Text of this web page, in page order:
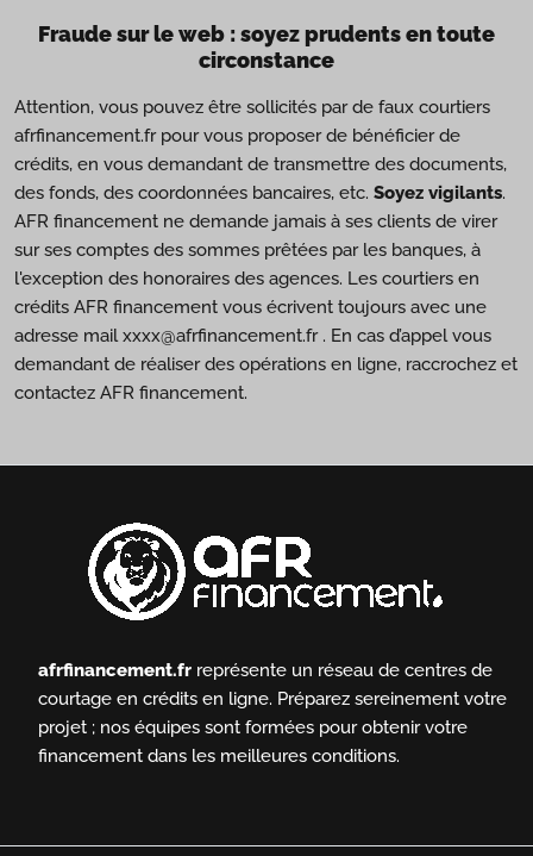
Fraude sur le web : soyez prudents en toute
circonstance
Attention, vous pouvez être sollicités par de faux courtiers
afrfinancement.fr pour vous proposer de bénéficier de
crédits, en vous demandant de transmettre des documents,
des fonds, des coordonnées bancaires, etc. Soyez vigilants.
AFR financement ne demande jamais à ses clients de virer
sur ses comptes des sommes prêtées par les banques, à
l'exception des honoraires des agences. Les courtiers en
crédits AFR financement vous écrivent toujours avec une
adresse mail xxxx@afrfinancement.fr . En cas d’appel vous
demandant de réaliser des opérations en ligne, raccrochez et
contactez AFR financement.
afrfinancement.fr représente un réseau de centres de
courtage en crédits en ligne. Préparez sereinement votre
projet ; nos équipes sont formées pour obtenir votre
financement dans les meilleures conditions.